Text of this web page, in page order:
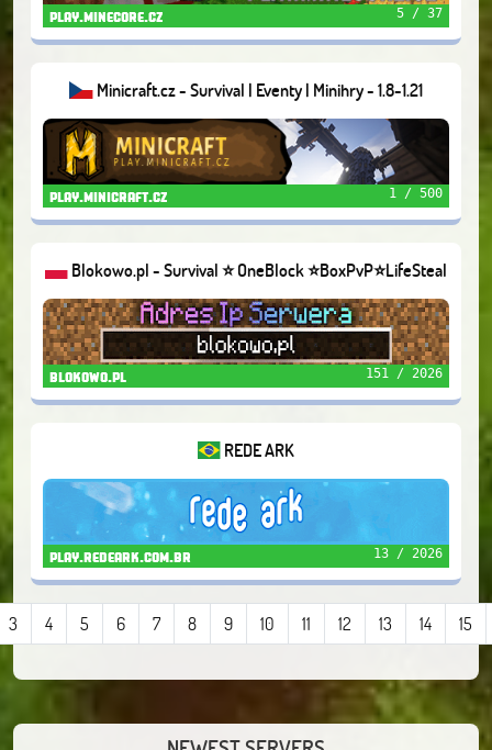
play.minecore.cz 5 / 37
Minicraft.cz - Survival | Eventy | Minihry - 1.8-1.21
play.minicraft.cz 1 / 500
Blokowo.pl - Survival ⭐ OneBlock ⭐BoxPvP⭐LifeSteal
blokowo.pl 151 / 2026
REDE ARK
play.redeark.com.br 13 / 2026
3 4 5 6 7 8 9 10 11 12 13 14 15